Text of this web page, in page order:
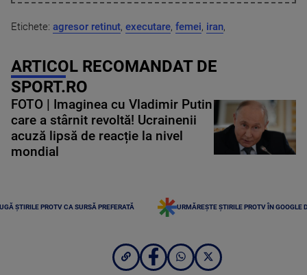
Etichete: agresor retinut, executare, femei, iran,
ARTICOL RECOMANDAT DE
SPORT.RO
FOTO | Imaginea cu Vladimir Putin
care a stârnit revoltă! Ucrainenii
acuză lipsă de reacție la nivel
mondial
ȘTIRILE PROTV CA SURSĂ PREFERATĂ URMĂREȘTE ȘTIRILE PROTV ÎN GOOGLE